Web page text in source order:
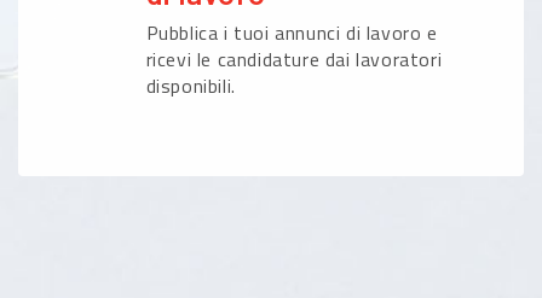
Pubblica i tuoi annunci di lavoro e
ricevi le candidature dai lavoratori
disponibili.